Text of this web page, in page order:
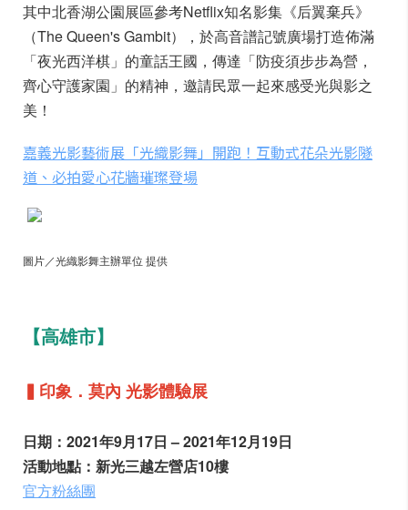
其中北香湖公園展區參考Netflix知名影集《后翼棄兵》
（The Queen's Gambit），於高音譜記號廣場打造佈滿
「夜光西洋棋」的童話王國，傳達「防疫須步步為營，
齊心守護家園」的精神，邀請民眾一起來感受光與影之
美！
嘉義光影藝術展「光織影舞」開跑！互動式花朵光影隧
道、必拍愛心花牆璀璨登場
圖片／光織影舞主辦單位 提供
【高雄市】
▍印象．莫內 光影體驗展
日期：2021年9月17日 – 2021年12月19日
活動地點：新光三越左營店10樓
官方粉絲團